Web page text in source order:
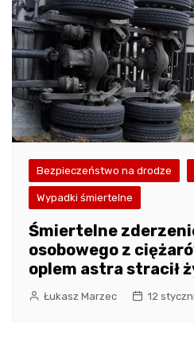
Bezpieczeństwo na drodze
Wypadki śmiertelne
Śmiertelne
osobowego z
oplem astra stracił
Łukasz Marzec 12